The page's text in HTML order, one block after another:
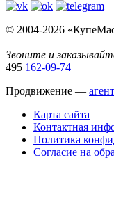
© 2004-2026
Звоните и
495 162-09-74
Продвижение —
Карта сайта
Контактная
Политика
Согласие на